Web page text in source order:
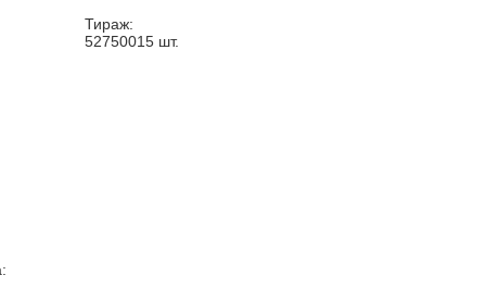
Тираж:
52750015 шт.